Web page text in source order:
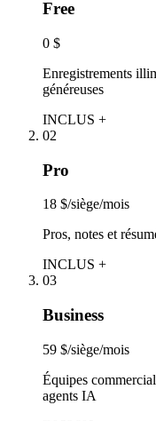
Free
0 $
Enregistrements
généreuses
INCLUS +
02
Pro
18 $/siège/mois
Pros, notes et
INCLUS +
03
Business
59 $/siège/mois
Équipes
agents IA